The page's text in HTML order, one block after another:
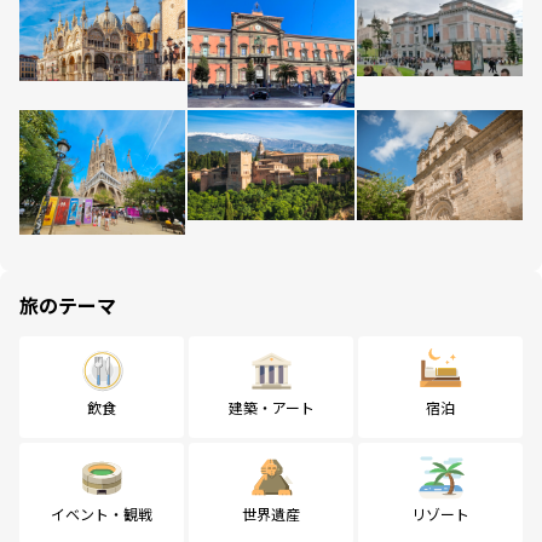
旅のテーマ
飲食 建築・アート 宿泊
イベント・観戦 世界遺産 リゾート